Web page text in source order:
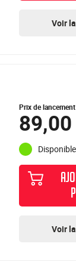
Voir
Prix de lancement
Voir